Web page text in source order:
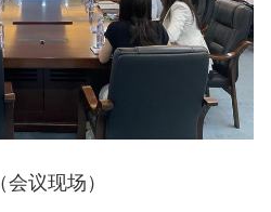
（会议现场）